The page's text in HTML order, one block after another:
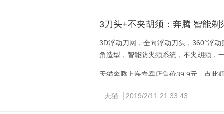
3刀头+不夹胡须：奔腾 智能剃
3D浮动刀网，全向浮动刀头，360°浮
角造型，智能防夹须系统，不夹胡须，
天猫奔腾上海专卖店售价39.9元，点此
手机端复制整段标题，打开手机淘宝即
天猫 2019/2/11 21:33:43